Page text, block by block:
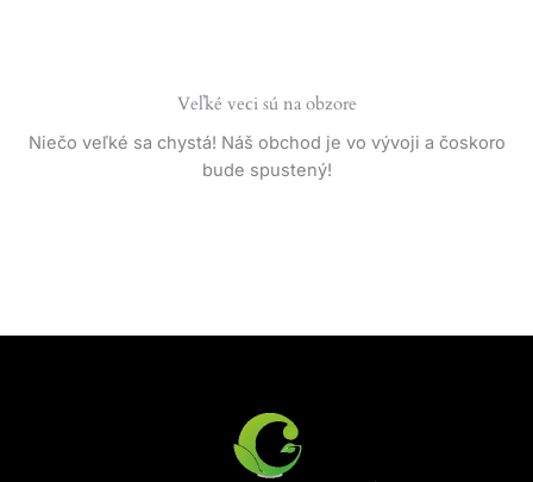
Veľké veci sú na obzore
Niečo veľké sa chystá! Náš obchod je vo vývoji a čoskoro
bude spustený!